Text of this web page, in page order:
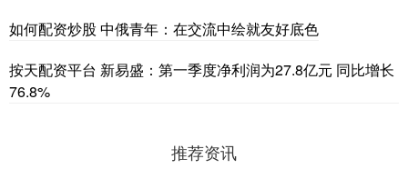
如何配资炒股 中俄青年：在交流中绘就友好底色
按天配资平台 新易盛：第一季度净利润为27.8亿元 同比增长
76.8%
推荐资讯